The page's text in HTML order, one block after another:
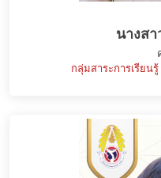
นางส
กลุ่มสาระการเรียน